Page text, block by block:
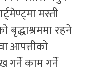
मस्ती
रहने
आपत्तीको